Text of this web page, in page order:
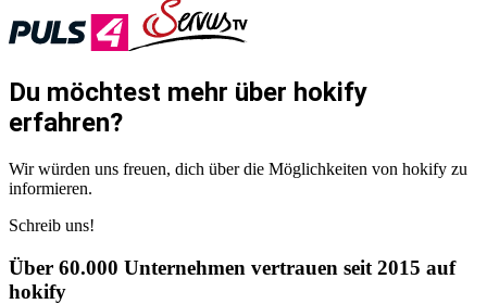
Du möchtest mehr über hokify
erfahren?
Wir würden uns freuen, dich über die Möglichkeiten von hokify zu
informieren.
Schreib uns!
Über 60.000 Unternehmen vertrauen seit 2015 auf
hokify